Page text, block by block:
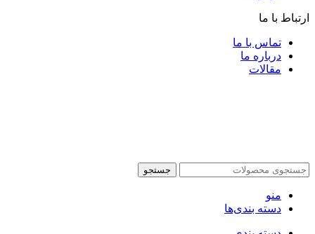
ارتباط با ما
تماس با ما
درباره ما
مقالات
جستجو
منو
دسته بندی‌ها